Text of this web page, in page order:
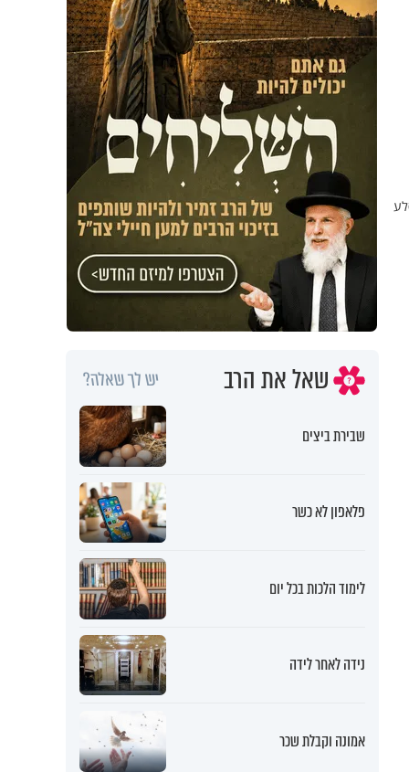
שאל את הרב יש לך שאלה?
שבירת ביצים
פלאפון לא כשר
לימוד הלכות בכל יום
נידה לאחר לידה
אמונה וקבלת שכר